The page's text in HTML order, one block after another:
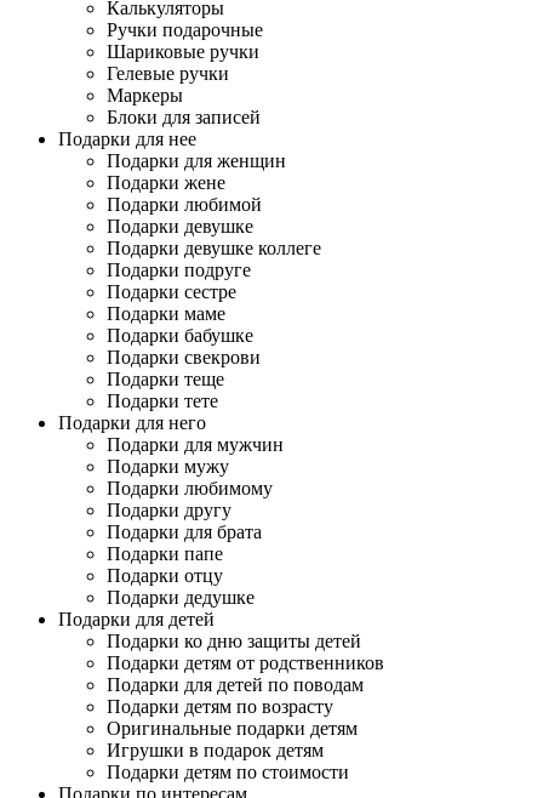
Калькуляторы
Ручки подарочные
Шариковые ручки
Гелевые ручки
Маркеры
Блоки для записей
Подарки для нее
Подарки для женщин
Подарки жене
Подарки любимой
Подарки девушке
Подарки девушке коллеге
Подарки подруге
Подарки сестре
Подарки маме
Подарки бабушке
Подарки свекрови
Подарки теще
Подарки тете
Подарки для него
Подарки для мужчин
Подарки мужу
Подарки любимому
Подарки другу
Подарки для брата
Подарки папе
Подарки отцу
Подарки дедушке
Подарки для детей
Подарки ко дню защиты детей
Подарки детям от родственников
Подарки для детей по поводам
Подарки детям по возрасту
Оригинальные подарки детям
Игрушки в подарок детям
Подарки детям по стоимости
Подарки по интересам